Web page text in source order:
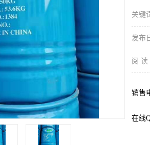
关键
发布
阅 读
销售
在线